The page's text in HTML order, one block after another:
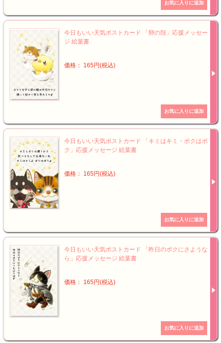
今日もいい天気ポストカード 「卵の殻」応援メッセー
ジ 絵葉書
価格： 165円(税込)
今日もいい天気ポストカード 「キミはキミ・ボクはボ
ク」応援メッセージ 絵葉書
価格： 165円(税込)
今日もいい天気ポストカード 「昨日のボクにさような
ら」応援メッセージ 絵葉書
価格： 165円(税込)